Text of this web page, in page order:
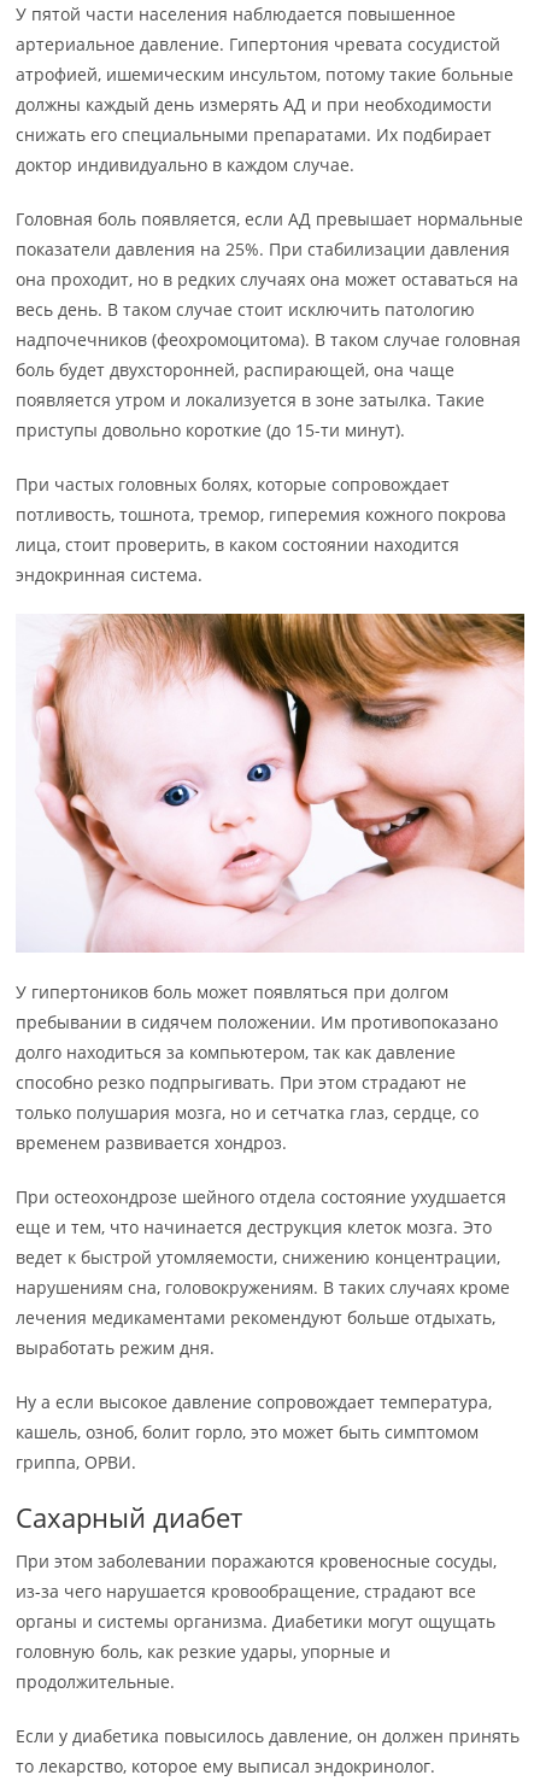
У пятой части населения наблюдается повышенное
артериальное давление. Гипертония чревата сосудистой
атрофией, ишемическим инсультом, потому такие больные
должны каждый день измерять АД и при необходимости
снижать его специальными препаратами. Их подбирает
доктор индивидуально в каждом случае.
Головная боль появляется, если АД превышает нормальные
показатели давления на 25%. При стабилизации давления
она проходит, но в редких случаях она может оставаться на
весь день. В таком случае стоит исключить патологию
надпочечников (феохромоцитома). В таком случае головная
боль будет двухсторонней, распирающей, она чаще
появляется утром и локализуется в зоне затылка. Такие
приступы довольно короткие (до 15-ти минут).
При частых головных болях, которые сопровождает
потливость, тошнота, тремор, гиперемия кожного покрова
лица, стоит проверить, в каком состоянии находится
эндокринная система.
У гипертоников боль может появляться при долгом
пребывании в сидячем положении. Им противопоказано
долго находиться за компьютером, так как давление
способно резко подпрыгивать. При этом страдают не
только полушария мозга, но и сетчатка глаз, сердце, со
временем развивается хондроз.
При остеохондрозе шейного отдела состояние ухудшается
еще и тем, что начинается деструкция клеток мозга. Это
ведет к быстрой утомляемости, снижению концентрации,
нарушениям сна, головокружениям. В таких случаях кроме
лечения медикаментами рекомендуют больше отдыхать,
выработать режим дня.
Ну а если высокое давление сопровождает температура,
кашель, озноб, болит горло, это может быть симптомом
гриппа, ОРВИ.
Сахарный диабет
При этом заболевании поражаются кровеносные сосуды,
из-за чего нарушается кровообращение, страдают все
органы и системы организма. Диабетики могут ощущать
головную боль, как резкие удары, упорные и
продолжительные.
Если у диабетика повысилось давление, он должен принять
то лекарство, которое ему выписал эндокринолог.